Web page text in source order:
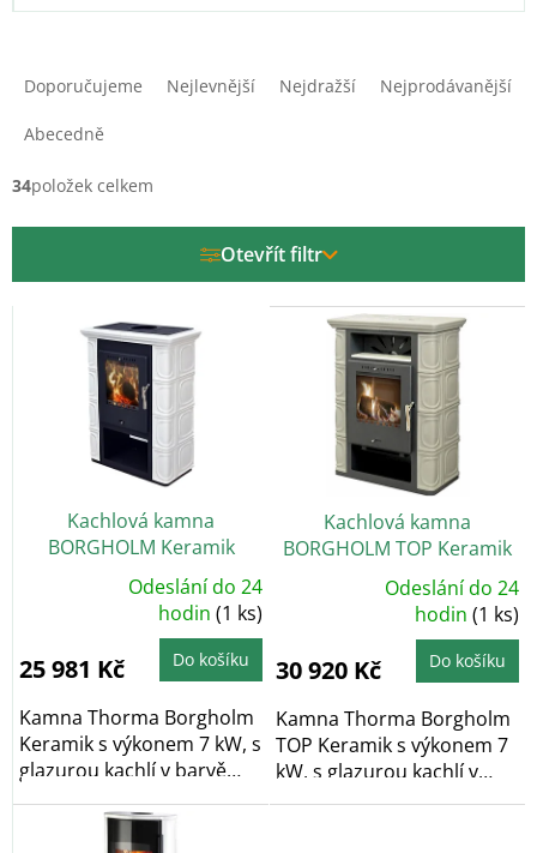
í
Doporučujeme Nejlevnější Nejdražší Nejprodávanější
Abecedně
34položek celkem
Otevřít filtr
Kachlová kamna
BORGHOLM Keramik
slonová kost
5,0
z
5
Odeslání do 24
hodin(1 ks)
25 981 Kč Do košíku
Kamna Thorma Borgholm
Keramik s výkonem 7 kW, s
glazurou kachlí v barvě
Kachlová kamna
BORGHOLM TOP Keramik
slonová kost
5,0
z
5
Odeslání do 24
hodin(1 ks)
30 920 Kč Do košíku
Kamna Thorma Borgholm
TOP Keramik s výkonem 7
kW, s glazurou kachlí v
barvě slonová...